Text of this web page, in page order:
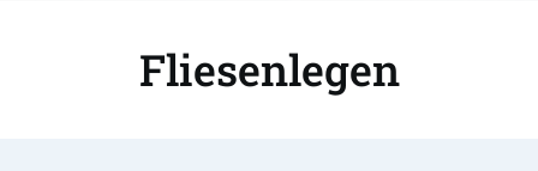
Fliesenlegen